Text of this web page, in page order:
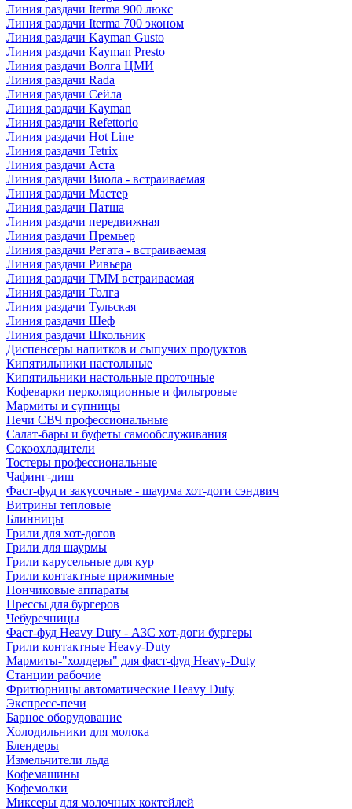
Линия раздачи Iterma 900 люкс
Линия раздачи Iterma 700 эконом
Линия раздачи Kayman Gusto
Линия раздачи Kayman Presto
Линия раздачи Волга ЦМИ
Линия раздачи Rada
Линия раздачи Сейла
Линия раздачи Kayman
Линия раздачи Refettorio
Линия раздачи Hot Line
Линия раздачи Tetrix
Линия раздачи Аста
Линия раздачи Виола - встраиваемая
Линия раздачи Мастер
Линия раздачи Патша
Линия раздачи передвижная
Линия раздачи Премьер
Линия раздачи Регата - встраиваемая
Линия раздачи Ривьера
Линия раздачи ТММ встраиваемая
Линия раздачи Толга
Линия раздачи Тульская
Линия раздачи Шеф
Линия раздачи Школьник
Диспенсеры напитков и сыпучих продуктов
Кипятильники настольные
Кипятильники настольные проточные
Кофеварки перколяционные и фильтровые
Мармиты и супницы
Печи СВЧ профессиональные
Салат-бары и буфеты самообслуживания
Сокоохладители
Тостеры профессиональные
Чафинг-диш
Фаст-фуд и закусочные - шаурма хот-доги сэндвич
Витрины тепловые
Блинницы
Грили для хот-догов
Грили для шаурмы
Грили карусельные для кур
Грили контактные прижимные
Пончиковые аппараты
Прессы для бургеров
Чебуречницы
Фаст-фуд Heavy Duty - АЗС хот-доги бургеры
Грили контактные Heavy-Duty
Мармиты-"холдеры" для фаст-фуд Heavy-Duty
Станции рабочие
Фритюрницы автоматические Heavy Duty
Экспресс-печи
Барное оборудование
Холодильники для молока
Блендеры
Измельчители льда
Кофемашины
Кофемолки
Миксеры для молочных коктейлей